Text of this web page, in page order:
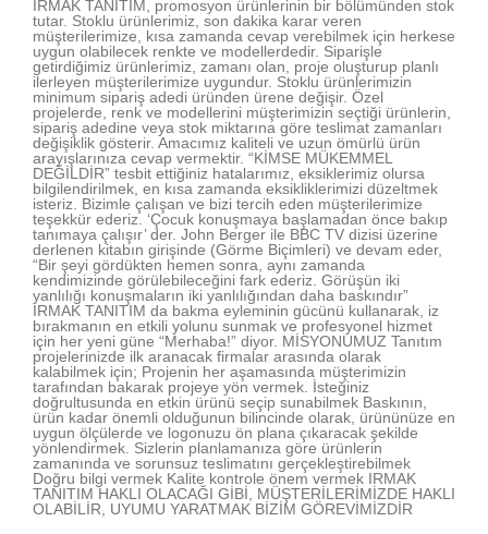
IRMAK TANITIM, promosyon ürünlerinin bir bölümünden stok
tutar. Stoklu ürünlerimiz, son dakika karar veren
müşterilerimize, kısa zamanda cevap verebilmek için herkese
uygun olabilecek renkte ve modellerdedir. Siparişle
getirdiğimiz ürünlerimiz, zamanı olan, proje oluşturup planlı
ilerleyen müşterilerimize uygundur. Stoklu ürünlerimizin
minimum sipariş adedi üründen ürene değişir. Özel
projelerde, renk ve modellerini müşterimizin seçtiği ürünlerin,
sipariş adedine veya stok miktarına göre teslimat zamanları
değişiklik gösterir. Amacımız kaliteli ve uzun ömürlü ürün
arayışlarınıza cevap vermektir. “KİMSE MÜKEMMEL
DEĞİLDİR” tesbit ettiğiniz hatalarımız, eksiklerimiz olursa
bilgilendirilmek, en kısa zamanda eksikliklerimizi düzeltmek
isteriz. Bizimle çalışan ve bizi tercih eden müşterilerimize
teşekkür ederiz. ‘Çocuk konuşmaya başlamadan önce bakıp
tanımaya çalışır’ der. John Berger ile BBC TV dizisi üzerine
derlenen kitabın girişinde (Görme Biçimleri) ve devam eder,
“Bir şeyi gördükten hemen sonra, aynı zamanda
kendimizinde görülebileceğini fark ederiz. Görüşün iki
yanlılığı konuşmaların iki yanlılığından daha baskındır”
IRMAK TANITIM da bakma eyleminin gücünü kullanarak, iz
bırakmanın en etkili yolunu sunmak ve profesyonel hizmet
için her yeni güne “Merhaba!” diyor. MİSYONUMUZ Tanıtım
projelerinizde ilk aranacak firmalar arasında olarak
kalabilmek için; Projenin her aşamasında müşterimizin
tarafından bakarak projeye yön vermek. İsteğiniz
doğrultusunda en etkin ürünü seçip sunabilmek Baskının,
ürün kadar önemli olduğunun bilincinde olarak, ürününüze en
uygun ölçülerde ve logonuzu ön plana çıkaracak şekilde
yönlendirmek. Sizlerin planlamanıza göre ürünlerin
zamanında ve sorunsuz teslimatını gerçekleştirebilmek
Doğru bilgi vermek Kalite kontrole önem vermek IRMAK
TANITIM HAKLI OLACAĞI GİBİ, MÜŞTERİLERİMİZDE HAKLI
OLABİLİR, UYUMU YARATMAK BİZİM GÖREVİMİZDİR